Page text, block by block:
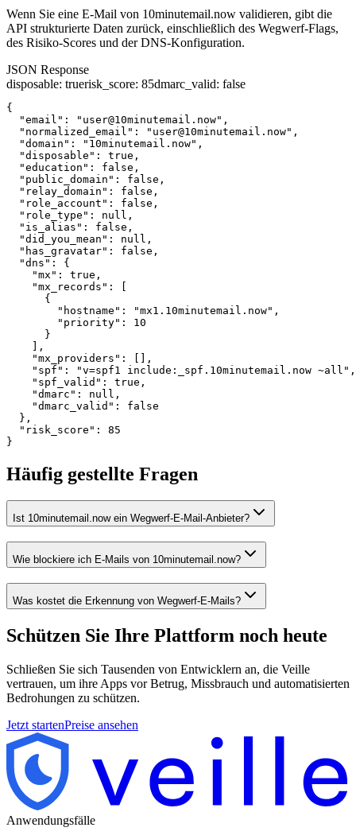
Wenn Sie eine E-Mail von 10minutemail.now validieren, gibt die
API strukturierte Daten zurück, einschließlich des Wegwerf-Flags,
des Risiko-Scores und der DNS-Konfiguration.
JSON Response
disposable: truerisk_score: 85dmarc_valid: false
{
  "email": "user@10minutemail.now",
  "normalized_email": "user@10minutemail.now",
  "domain": "10minutemail.now",
  "disposable": true,
  "education": false,
  "public_domain": false,
  "relay_domain": false,
  "role_account": false,
  "role_type": null,
  "is_alias": false,
  "did_you_mean": null,
  "has_gravatar": false,
  "dns": {
    "mx": true,
    "mx_records": [
      {
        "hostname": "mx1.10minutemail.now",
        "priority": 10
      }
    ],
    "mx_providers": [],
    "spf": "v=spf1 include:_spf.10minutemail.now ~all",
    "spf_valid": true,
    "dmarc": null,
    "dmarc_valid": false
  },
  "risk_score": 85
}
Häufig gestellte Fragen
Ist 10minutemail.now ein Wegwerf-E-Mail-Anbieter?
Wie blockiere ich E-Mails von 10minutemail.now?
Was kostet die Erkennung von Wegwerf-E-Mails?
Schützen Sie Ihre Plattform noch heute
Schließen Sie sich Tausenden von Entwicklern an, die Veille
vertrauen, um ihre Apps vor Betrug, Missbrauch und automatisierten
Bedrohungen zu schützen.
Jetzt startenPreise ansehen
Anwendungsfälle